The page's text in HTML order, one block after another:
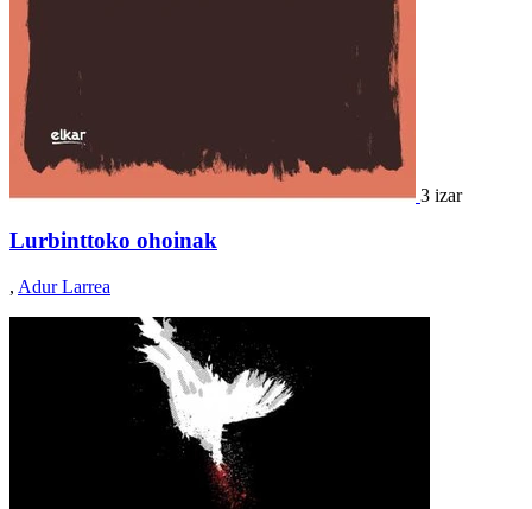
3 izar
Lurbinttoko ohoinak
, Adur Larrea